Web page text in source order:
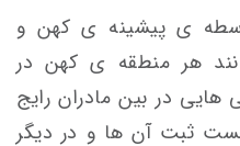
ی پیشینه ی کهن و
هر منطقه ی کهن در
هایی در بین مادران رایج
ثبت آن ها و در دیگر